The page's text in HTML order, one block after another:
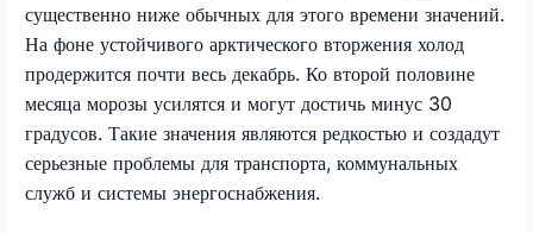
существенно ниже обычных для этого времени значений.
На фоне устойчивого арктического вторжения холод
продержится почти весь декабрь. Ко второй половине
месяца морозы усилятся и могут достичь минус 30
градусов. Такие значения являются редкостью и создадут
серьезные проблемы для транспорта, коммунальных
служб и системы энергоснабжения.